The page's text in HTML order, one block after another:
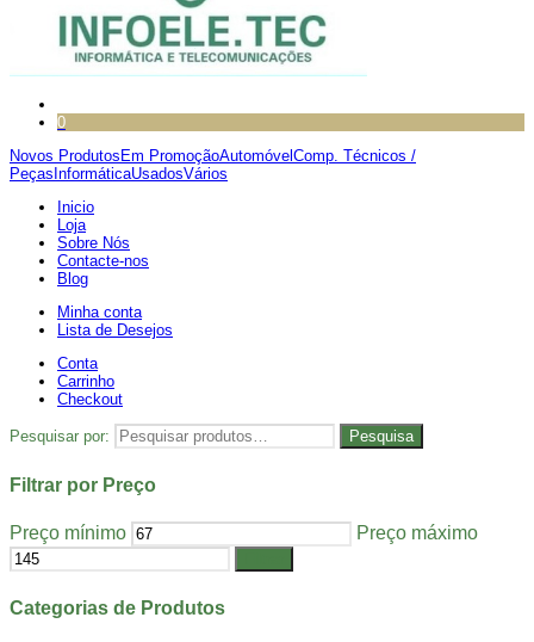
0
Novos Produtos Em PromoçãoAutomóvel Comp. Técnicos /
Peças InformáticaUsadosVários
Inicio
Loja
Sobre Nós
Contacte-nos
Blog
Minha conta
Lista de Desejos
Conta
Carrinho
Checkout
Pesquisar por: Pesquisa
Filtrar por Preço
Preço mínimo Preço máximo
Categorias de Produtos